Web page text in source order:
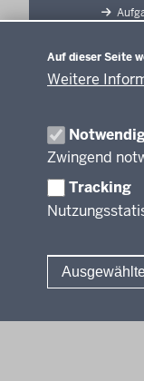
Auf dieser Seite
Weitere
Zwingend
Tracking
© 2026 QUA-LiS